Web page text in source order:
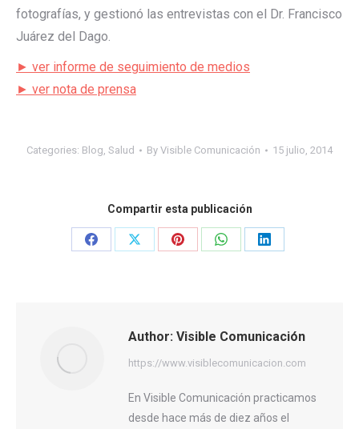
fotografías, y gestionó las entrevistas con el Dr. Francisco
Juárez del Dago.
► ver informe de seguimiento de medios
► ver nota de prensa
Categories: Blog, Salud By Visible Comunicación 15 julio, 2014
Compartir esta publicación
Share
Share
Share
Share
Share
Author: Visible Comunicación
https://www.visiblecomunicacion.com
En Visible Comunicación practicamos
desde hace más de diez años el